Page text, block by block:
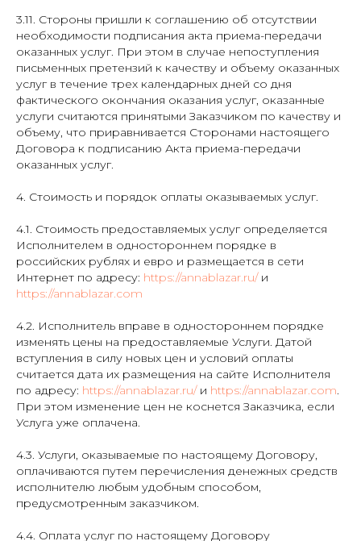
3.11. Стороны пришли к соглашению об отсутствии
необходимости подписания акта приема-передачи
оказанных услуг. При этом в случае непоступления
письменных претензий к качеству и объему оказанных
услуг в течение трех календарных дней со дня
фактического окончания оказания услуг, оказанные
услуги считаются принятыми Заказчиком по качеству и
объему, что приравнивается Сторонами настоящего
Договора к подписанию Акта приема-передачи
оказанных услуг.
4. Стоимость и порядок оплаты оказываемых услуг.
4.1. Стоимость предоставляемых услуг определяется
Исполнителем в одностороннем порядке в
российских рублях и евро и размещается в сети
Интернет по адресу: https://annablazar.ru/и
https://annablazar.com
4.2. Исполнитель вправе в одностороннем порядке
изменять цены на предоставляемые Услуги. Датой
вступления в силу новых цен и условий оплаты
считается дата их размещения на сайте Исполнителя
по адресу: https://annablazar.ru/и https://annablazar.com.
При этом изменение цен не коснется Заказчика, если
Услуга уже оплачена.
4.3. Услуги, оказываемые по настоящему Договору,
оплачиваются путем перечисления денежных средств
исполнителю любым удобным способом,
предусмотренным заказчиком.
4.4. Оплата услуг по настоящему Договору